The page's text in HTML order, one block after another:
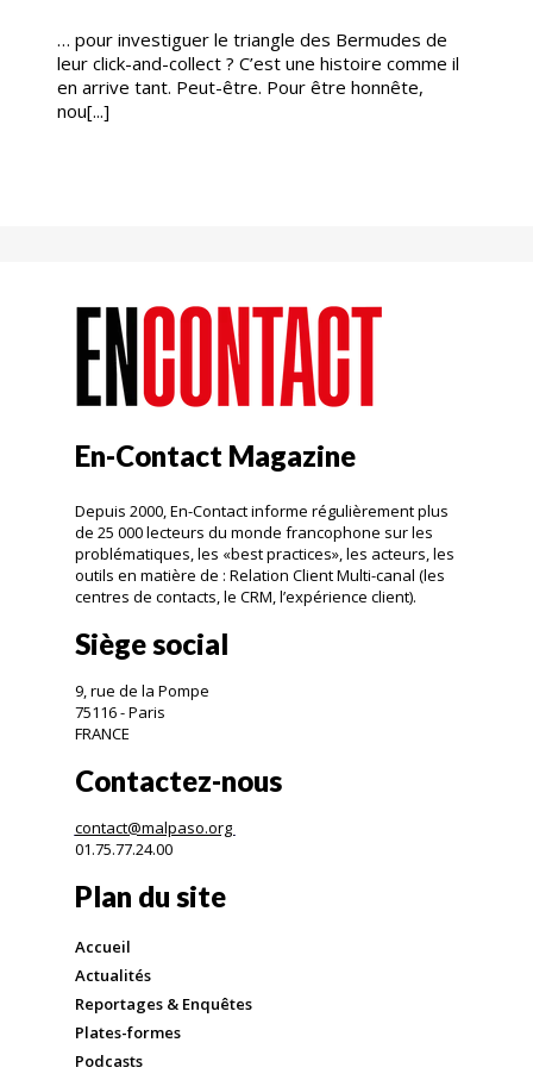
… pour investiguer le triangle des Bermudes de
leur click-and-collect ? C’est une histoire comme il
en arrive tant. Peut-être. Pour être honnête,
nou[...]
En-Contact Magazine
Depuis 2000, En-Contact informe régulièrement plus
de 25 000 lecteurs du monde francophone sur les
problématiques, les «best practices», les acteurs, les
outils en matière de : Relation Client Multi-canal (les
centres de contacts, le CRM, l’expérience client).
Siège social
9, rue de la Pompe
75116 - Paris
FRANCE
Contactez-nous
contact@malpaso.org
01.75.77.24.00
Plan du site
Accueil
Actualités
Reportages & Enquêtes
Plates-formes
Podcasts